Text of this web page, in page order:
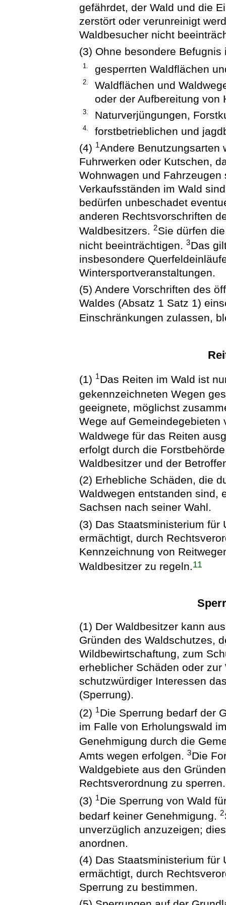
gefährdet, der Wald und die
zerstört oder verunreinigt
Waldbesucher nicht
(3) Ohne besondere
1. gesperrten Waldflächen
2.
Waldflächen und
oder der Aufbereitung von
3. Naturverjüngungen,
4.
forstbetrieblichen und
(4) 1Andere Benutzungsarten
Fuhrwerken oder Kutschen,
Wohnwagen und
Verkaufsständen im Wald
bedürfen unbeschadet
anderen Rechtsvorschriften
Waldbesitzers.2Sie dürfen
nicht beeinträchtigen.3Das
insbesondere
Wintersportveranstaltungen.
(5) Andere Vorschriften des
Waldes (Absatz 1 Satz 1)
Einschränkungen zulassen,
(1) 1Das Reiten im Wald ist
gekennzeichneten Wegen
geeignete, möglichst
Wege auf
Waldwege für das Reiten
erfolgt durch die
Waldbesitzer und der
(2) Erhebliche Schäden, die
Waldwegen entstanden sind,
Sachsen nach seiner Wahl.
(3) Das Staatsministerium für
ermächtigt, durch
Kennzeichnung von
Waldbesitzer zu regeln.11
(1) Der Waldbesitzer kann
Gründen des Waldschutzes,
Wildbewirtschaftung, zum
erheblicher Schäden oder
schutzwürdiger Interessen
(Sperrung).
(2) 1Die Sperrung bedarf der
im Falle von Erholungswald
Genehmigung durch die
Amts wegen erfolgen.3Die
Waldgebiete aus den
Rechtsverordnung zu sperren.
(3) 1Die Sperrung von Wald
bedarf keiner Genehmigung.2
unverzüglich anzuzeigen;
anordnen.
(4) Das Staatsministerium für
ermächtigt, durch
Sperrung zu bestimmen.